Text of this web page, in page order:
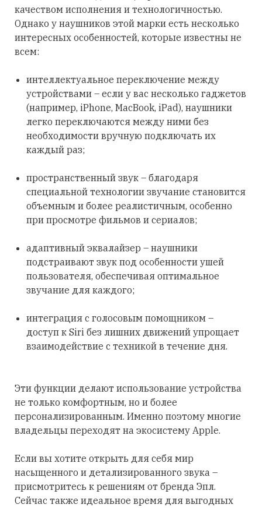
качеством исполнения и технологичностью.
Однако у наушников этой марки есть несколько
интересных особенностей, которые известны не
всем:
интеллектуальное переключение между
устройствами – если у вас несколько гаджетов
(например, iPhone, MacBook, iPad), наушники
легко переключаются между ними без
необходимости вручную подключать их
каждый раз;
пространственный звук – благодаря
специальной технологии звучание становится
объемным и более реалистичным, особенно
при просмотре фильмов и сериалов;
адаптивный эквалайзер – наушники
подстраивают звук под особенности ушей
пользователя, обеспечивая оптимальное
звучание для каждого;
интеграция с голосовым помощником –
доступ к Siri без лишних движений упрощает
взаимодействие с техникой в течение дня.
Эти функции делают использование устройства
не только комфортным, но и более
персонализированным. Именно поэтому многие
владельцы переходят на экосистему Apple.
Если вы хотите открыть для себя мир
насыщенного и детализированного звука –
присмотритесь к решениям от бренда Эпл.
Сейчас также идеальное время для выгодных